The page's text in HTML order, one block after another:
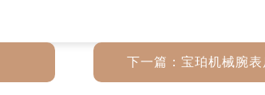
下一篇： 宝珀机械腕